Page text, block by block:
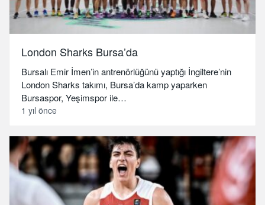
London Sharks Bursa’da
Bursalı Emir İmen’in antrenörlüğünü yaptığı İngiltere’nin
London Sharks takımı, Bursa’da kamp yaparken
Bursaspor, Yeşimspor ile…
1 yıl önce